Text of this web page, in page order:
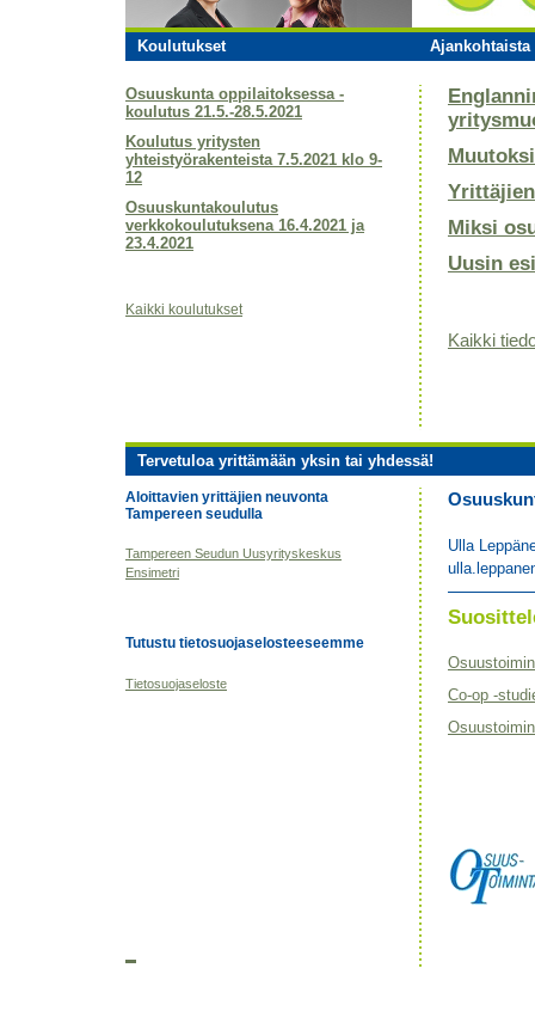
Koulutukset Ajankohtaista
Osuuskunta oppilaitoksessa -
koulutus 21.5.-28.5.2021
Koulutus yritysten
yhteistyörakenteista 7.5.2021 klo 9-
12
Osuuskuntakoulutus
verkkokoulutuksena 16.4.2021 ja
23.4.2021
Kaikki koulutukset
Miksi
Uusin
Kaikki
Tervetuloa yrittämään yksin tai yhdessä!
Aloittavien yrittäjien neuvonta
Tampereen seudulla
Tampereen Seudun Uusyrityskeskus
Ensimetri
Tutustu tietosuojaselosteeseemme
Tietosuojaseloste
Ulla
Co-op -